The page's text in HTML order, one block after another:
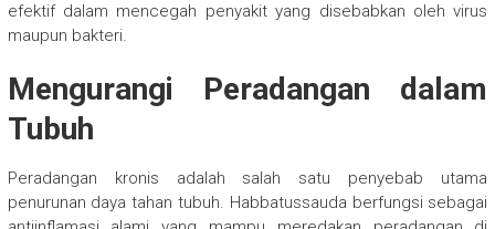
efektif dalam mencegah penyakit yang disebabkan oleh virus
maupun bakteri.
Mengurangi Peradangan dalam
Tubuh
Peradangan kronis adalah salah satu penyebab utama
penurunan daya tahan tubuh. Habbatussauda berfungsi sebagai